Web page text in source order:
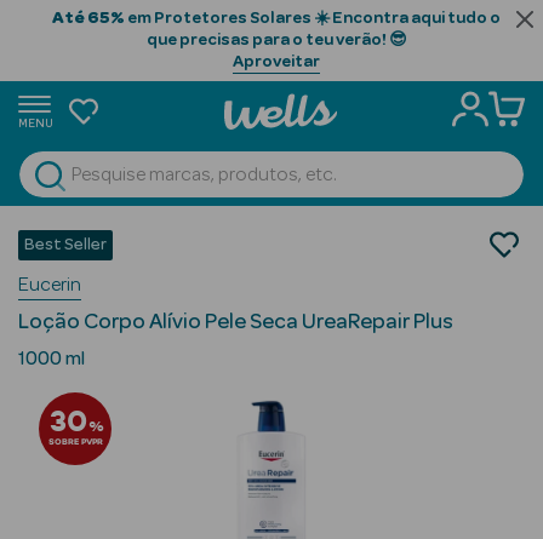
Até 65% em Protetores Solares ☀️ Encontra aqui tudo o
que precisas para o teu verão! 😎
Aproveitar
MENU
Ver Tudo
Beauty Season
Cabelo
Profissional
Beauty Season
Cosmética
Cosmética Rosto e Corpo
Hidratantes
Best Seller
Eucerin
Loção Corpo Alívio Pele Seca UreaRepair Plus
1000 ml
30%
SOBRE PVPR